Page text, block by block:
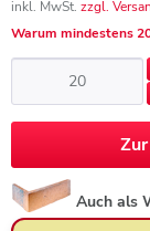
inkl. MwSt. zzgl.
Warum mindestens
Zur
Auch als